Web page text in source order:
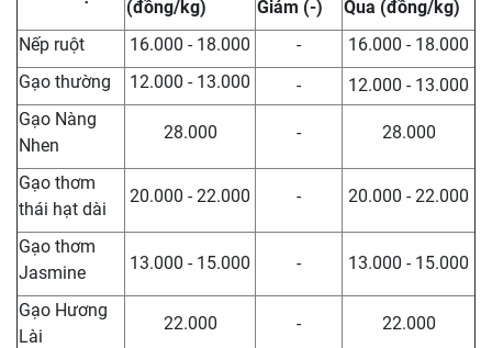
(đồng/kg) Giảm (-)
Qua (đồng/kg)
Nếp ruột
16.000 - 18.000 -
16.000 - 18.000
Gạo thường
12.000 - 13.000 -
12.000 - 13.000
Gạo Nàng
Nhen
28.000 - 28.000
Gạo thơm
thái hạt dài
20.000 - 22.000 - 20.000 - 22.000
Gạo thơm
Jasmine
13.000 - 15.000 - 13.000 - 15.000
Gạo Hương
Lài
22.000 - 22.000